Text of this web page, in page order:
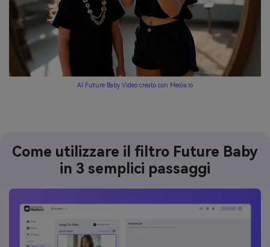
AI Future Baby Video creato con Media.io
Come utilizzare il filtro Future Baby
in 3 semplici passaggi